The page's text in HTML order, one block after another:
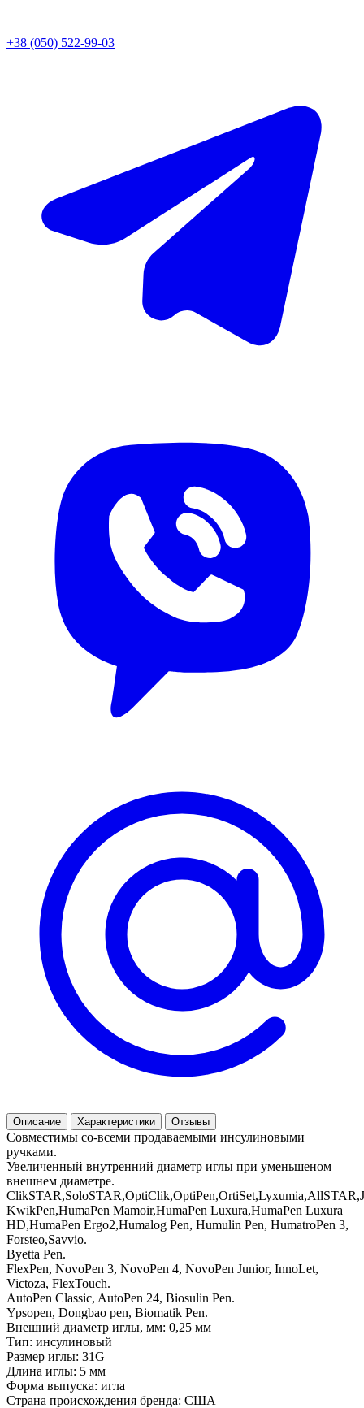
+38 (050) 522-99-03
Описание Характеристики Отзывы
Совместимы со-всеми продаваемыми инсулиновыми
ручками.
Увеличенный внутренний диаметр иглы при уменьшеном
внешнем диаметре.
KwikPen,HumaPen Mamoir,HumaPen Luxura,HumaPen Luxura
HD,HumaPen Ergo2,Humalog Pen, Humulin Pen, HumatroPen 3,
Forsteo,Savvio.
Byetta Pen.
FlexPen, NovoPen 3, NovoPen 4, NovoPen Junior, InnoLet,
Victoza, FlexTouch.
AutoPen Classic, AutoPen 24, Biosulin Pen.
Ypsopen, Dongbao pen, Biomatik Pen.
Внешний диаметр иглы, мм: 0,25 мм
Тип: инсулиновый
Размер иглы: 31G
Длина иглы: 5 мм
Форма выпуска: игла
Страна происхождения бренда: США